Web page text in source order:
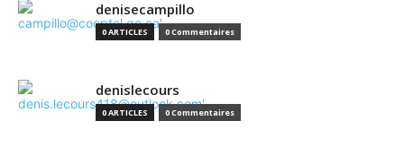
denisecampillo
0 ARTICLES 0 Commentaires
denislecours
0 ARTICLES 0 Commentaires